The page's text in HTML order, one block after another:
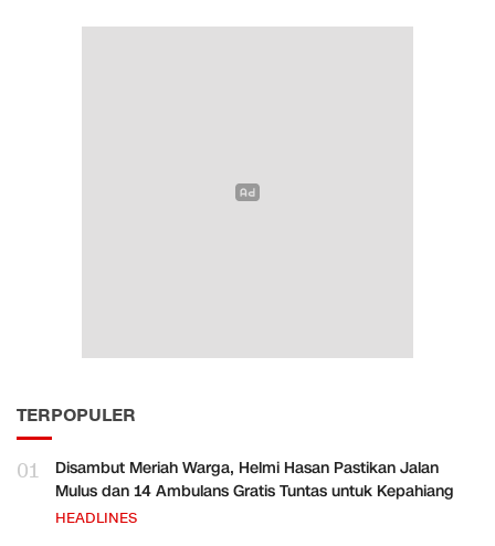
TERPOPULER
01
Disambut Meriah Warga, Helmi Hasan Pastikan Jalan
Mulus dan 14 Ambulans Gratis Tuntas untuk Kepahiang
HEADLINES